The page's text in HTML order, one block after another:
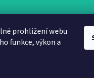
prohlížení webu
funkce, výkon a
Sledovat na